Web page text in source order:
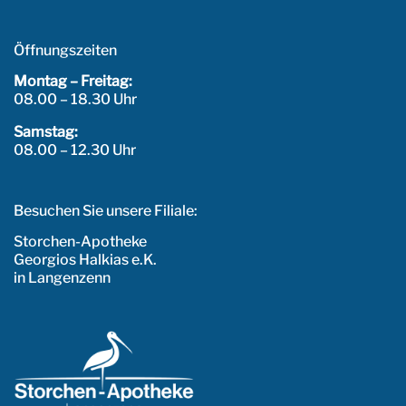
Öffnungszeiten
Montag – Freitag:
08.00 – 18.30 Uhr
Samstag:
08.00 – 12.30 Uhr
Besuchen Sie unsere Filiale:
Storchen-Apotheke
Georgios Halkias e.K.
in Langenzenn